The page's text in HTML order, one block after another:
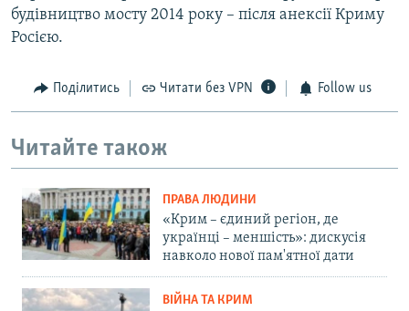
будівництво мосту 2014 року – після анексії Криму
Росією.
Поділитись Читати без VPN Follow us
Читайте також
ПРАВА ЛЮДИНИ
«Крим – єдиний регіон, де
українці – меншість»: дискусія
навколо нової пам'ятної дати
ВІЙНА ТА КРИМ